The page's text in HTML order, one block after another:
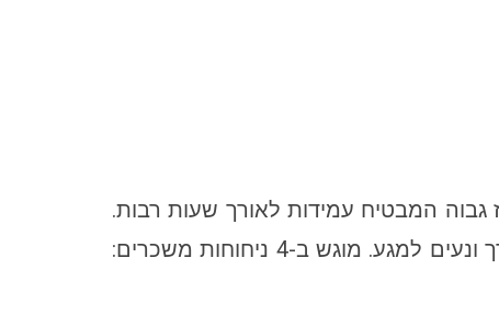
גבוה המבטיח עמידות לאורך שעות רבות.
פורמולה עשירה בלחות, מכילה קמומיל, אלוורה וויטמין E , נספגת במהירות ומותירה את העור רך ונעים למגע. מוגש ב-4 ניחוחות משכרים: